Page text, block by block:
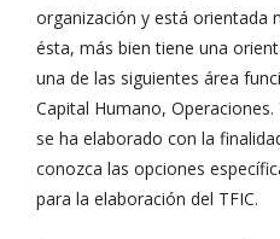
organización y está orientada
ésta, más bien tiene una
una de las siguientes área
Capital Humano,
se ha elaborado con la
conozca las opciones
para la elaboración del TFIC.